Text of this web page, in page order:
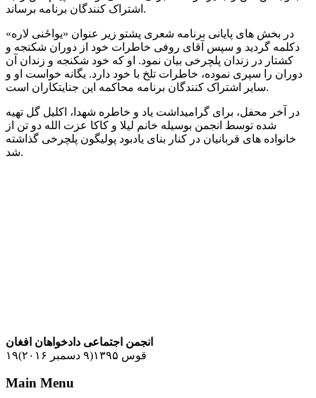
اشتراک کنندگان برنامه برساند.
در بخش های پایانی برنامه شعری پشتو زیر عنوان «یواځنی لاره»
دکلمه گردید و سپس آقای روفی خاطرات خود از دوران شکنجه و
کشتار در زندان پلچرخی بیان نمود. او که خود شکنجه و زندان آن
دوران را سپری نموده، خاطرات تلخ با خود دارد. یگانه خواست او و
سایر اشتراک کنندگان برنامه محاکمه این جنایتکاران است.
در آخر محفل، برای گرامیداشت یاد و خاطره شهدا، اکلیل گل تهیه
شده توسط انجمن بوسیله خانم لیلا و کاکا عزت الله دو تن از
خانواده های قربانیان در کنار بنای یادبود پولیگون پلچرخی گذاشته
شد.
انجمن اجتماعی دادخواهان افغان
۱۹قوس ۱۳۹۵(۹ دسمبر ۲۰۱۶)
Main Menu